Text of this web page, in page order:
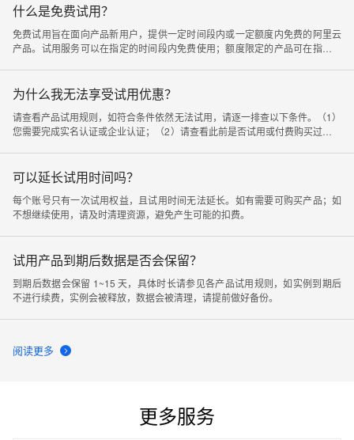
什么是免费试用？
免费试用旨在面向产品新用户，提供一定时间段内或一定额度内免费的阿里云
产品。试用服务可以在指定的时间段内免费使用；额度限定的产品可在指定额
为什么我无法享受试用优惠？
请查看产品试用规则，如符合条件依然无法试用，请逐一排查以下条件。（1）
您需要完成实名认证或企业认证；（2）请查看此前是否试用或付费购买过相关
面开通产品才能享受使用权益，从其他开通页面进入无法参与免费试用活动。
可以延长试用时间吗？
每个账号只有一次试用权益，且试用时间无法延长。如有需要可购买产品；如
不想继续使用，请及时清理资源，避免产生可能的扣费。
试用产品到期后数据是否会保留？
到期后数据会保留 1~15 天，具体时长请参见各产品试用规则，如实例到期后
不进行续费，实例会被释放，数据会被清理，请提前做好备份。
阅读更多
更多服务